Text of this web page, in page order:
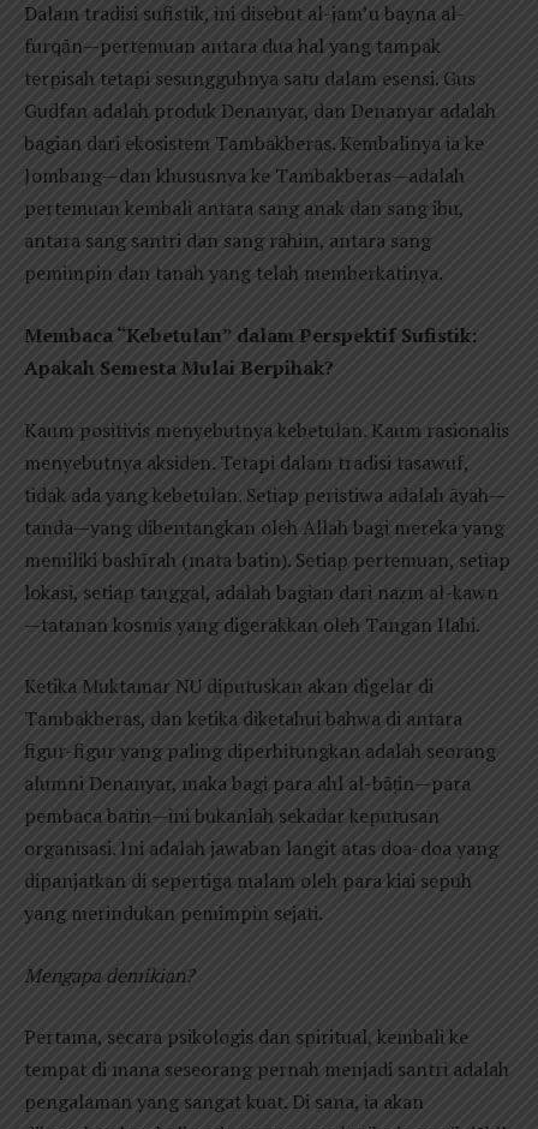
Dalam tradisi sufistik, ini disebut al-jam’u bayna al-
furqān—pertemuan antara dua hal yang tampak
terpisah tetapi sesungguhnya satu dalam esensi. Gus
Gudfan adalah produk Denanyar, dan Denanyar adalah
bagian dari ekosistem Tambakberas. Kembalinya ia ke
Jombang—dan khususnya ke Tambakberas—adalah
pertemuan kembali antara sang anak dan sang ibu,
antara sang santri dan sang rahim, antara sang
pemimpin dan tanah yang telah memberkatinya.
Membaca “Kebetulan” dalam Perspektif Sufistik:
Apakah Semesta Mulai Berpihak?
Kaum positivis menyebutnya kebetulan. Kaum rasionalis
menyebutnya aksiden. Tetapi dalam tradisi tasawuf,
tidak ada yang kebetulan. Setiap peristiwa adalah āyah—
tanda—yang dibentangkan oleh Allah bagi mereka yang
memiliki bashīrah (mata batin). Setiap pertemuan, setiap
lokasi, setiap tanggal, adalah bagian dari naẓm al-kawn
—tatanan kosmis yang digerakkan oleh Tangan Ilahi.
Ketika Muktamar NU diputuskan akan digelar di
Tambakberas, dan ketika diketahui bahwa di antara
figur-figur yang paling diperhitungkan adalah seorang
alumni Denanyar, maka bagi para ahl al-bāṭin—para
pembaca batin—ini bukanlah sekadar keputusan
organisasi. Ini adalah jawaban langit atas doa-doa yang
dipanjatkan di sepertiga malam oleh para kiai sepuh
yang merindukan pemimpin sejati.
Mengapa demikian?
Pertama, secara psikologis dan spiritual, kembali ke
tempat di mana seseorang pernah menjadi santri adalah
pengalaman yang sangat kuat. Di sana, ia akan